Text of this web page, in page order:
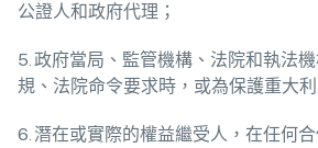
公證人和政府代理；
5. 政府當局、監管機構、法院和執法
規、法院命令要求時，或為保護重大利
6. 潛在或實際的權益繼受人，在任何